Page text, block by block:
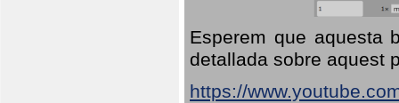
Esperem que aquesta
detallada sobre aquest
https://